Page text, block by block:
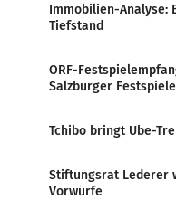
Immobilien-Analyse:
Tiefstand
ORF-
Salzburger Festspiele
Tchibo bringt Ube-
Stiftungsrat Lederer
Vorwürfe